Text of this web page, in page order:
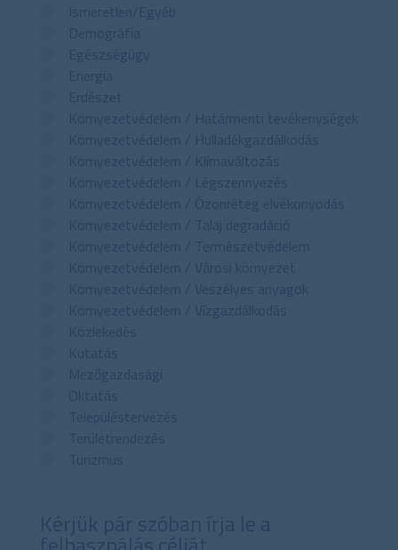
Ismeretlen/Egyéb
Demográfia
Egészségügy
Energia
Erdészet
Környezetvédelem / Határmenti tevékenységek
Környezetvédelem / Hulladékgazdálkodás
Környezetvédelem / Klímaváltozás
Környezetvédelem / Légszennyezés
Környezetvédelem / Ózonréteg elvékonyodás
Környezetvédelem / Talaj degradáció
Környezetvédelem / Természetvédelem
Környezetvédelem / Városi környezet
Környezetvédelem / Veszélyes anyagok
Környezetvédelem / Vízgazdálkodás
Közlekedés
Kutatás
Mezőgazdasági
Oktatás
Településtervezés
Területrendezés
Turizmus
Kérjük pár szóban írja le a